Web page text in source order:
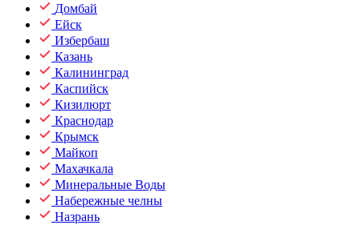
Домбай
Ейск
Избербаш
Казань
Калининград
Каспийск
Кизилюрт
Краснодар
Крымск
Майкоп
Махачкала
Минеральные Воды
Набережные челны
Назрань